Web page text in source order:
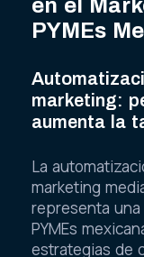
en el
PYMEs
marketing:
aumenta la
La
marketing
representa
PYMEs
estrategias de